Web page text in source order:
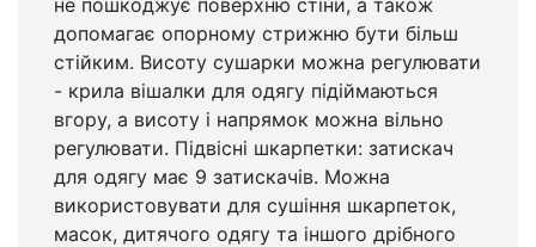
допомагає опорному стрижню бути більш
стійким. Висоту сушарки можна регулювати
- крила вішалки для одягу підіймаються
вгору, а висоту і напрямок можна вільно
регулювати. Підвісні шкарпетки: затискач
для одягу має 9 затискачів. Можна
використовувати для сушіння шкарпеток,
масок, дитячого одягу та іншого дрібного